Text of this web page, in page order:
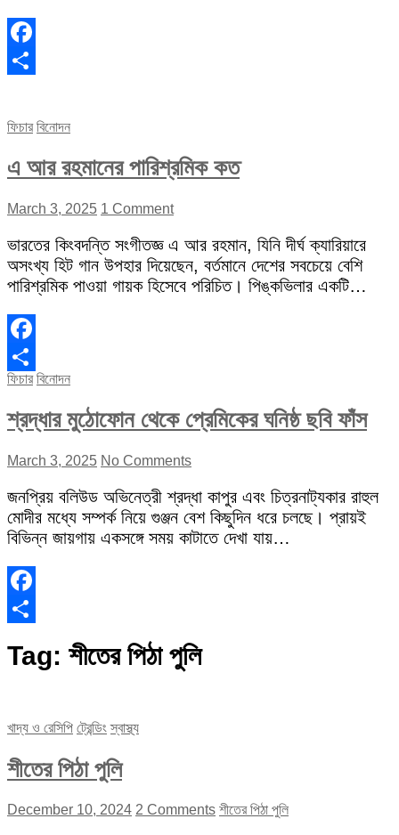
Facebook
ফিচার বিনোদন
এ আর রহমানের পারিশ্রমিক কত
March 3, 2025 1 Comment
ভারতের কিংবদন্তি সংগীতজ্ঞ এ আর রহমান, যিনি দীর্ঘ ক্যারিয়ারে
অসংখ্য হিট গান উপহার দিয়েছেন, বর্তমানে দেশের সবচেয়ে বেশি
পারিশ্রমিক পাওয়া গায়ক হিসেবে পরিচিত। পিঙ্কভিলার একটি…
Facebook
Share
ফিচার বিনোদন
শ্রদ্ধার মুঠোফোন থেকে প্রেমিকের ঘনিষ্ঠ ছবি ফাঁস
March 3, 2025 No Comments
জনপ্রিয় বলিউড অভিনেত্রী শ্রদ্ধা কাপুর এবং চিত্রনাট্যকার রাহুল
মোদীর মধ্যে সম্পর্ক নিয়ে গুঞ্জন বেশ কিছুদিন ধরে চলছে। প্রায়ই
বিভিন্ন জায়গায় একসঙ্গে সময় কাটাতে দেখা যায়…
Facebook
Tag: শীতের পিঠা পুলি
খাদ্য ও রেসিপি ট্রেন্ডিং স্বাস্থ্য
শীতের পিঠা পুলি
December 10, 2024 2 Comments শীতের পিঠা পুলি